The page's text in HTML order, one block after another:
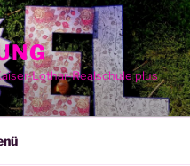
Lothar-Realschule plus